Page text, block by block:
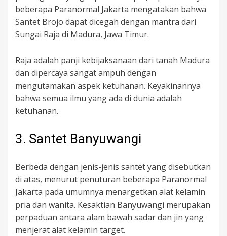
beberapa Paranormal Jakarta mengatakan bahwa
Santet Brojo dapat dicegah dengan mantra dari
Sungai Raja di Madura, Jawa Timur.
Raja adalah panji kebijaksanaan dari tanah Madura
dan dipercaya sangat ampuh dengan
mengutamakan aspek ketuhanan. Keyakinannya
bahwa semua ilmu yang ada di dunia adalah
ketuhanan.
3. Santet Banyuwangi
Berbeda dengan jenis-jenis santet yang disebutkan
di atas, menurut penuturan beberapa Paranormal
Jakarta pada umumnya menargetkan alat kelamin
pria dan wanita. Kesaktian Banyuwangi merupakan
perpaduan antara alam bawah sadar dan jin yang
menjerat alat kelamin target.